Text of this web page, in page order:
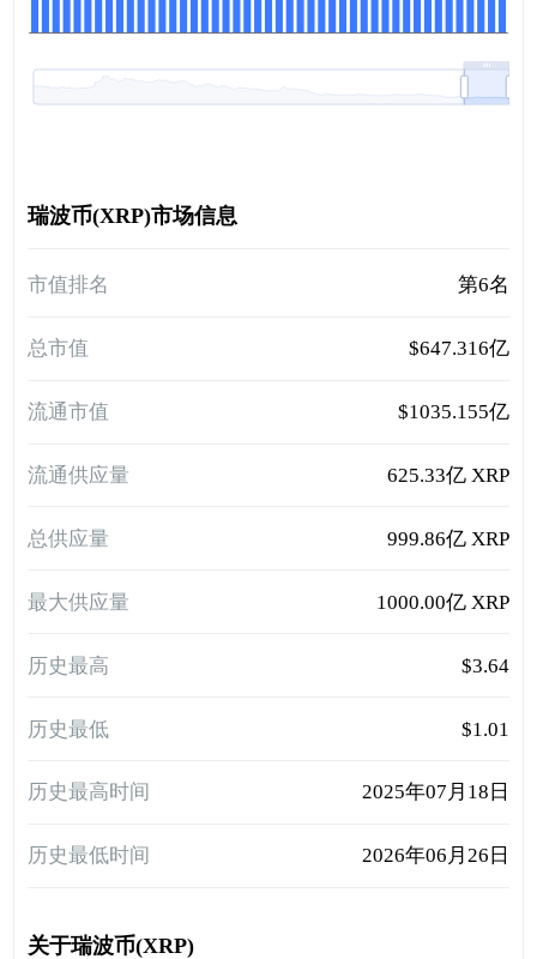
瑞波币(XRP)市场信息
市值排名 第6名
总市值 $647.316亿
流通市值 $1035.155亿
流通供应量 625.33亿 XRP
总供应量 999.86亿 XRP
最大供应量 1000.00亿 XRP
历史最高 $3.64
历史最低 $1.01
历史最高时间 2025年07月18日
历史最低时间 2026年06月26日
关于瑞波币(XRP)